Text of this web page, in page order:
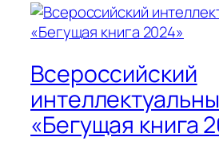
Всероссийский
«Бегущая книга